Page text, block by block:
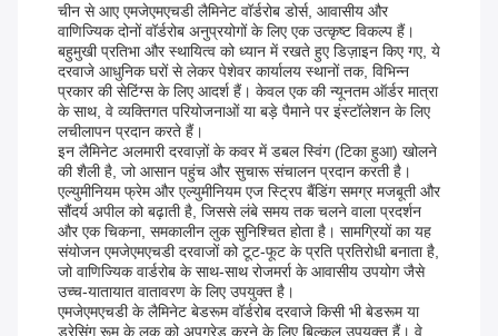
चीन से आए एमजेएमएचडी लैमिनेट वॉर्डरोब डोर्स, आवासीय और
वाणिज्यिक दोनों वॉर्डरोब अनुप्रयोगों के लिए एक उत्कृष्ट विकल्प हैं।
बहुमुखी प्रतिभा और स्थायित्व को ध्यान में रखते हुए डिज़ाइन किए गए, ये
दरवाजे आधुनिक घरों से लेकर पेशेवर कार्यालय स्थानों तक, विभिन्न
प्रकार की सेटिंग्स के लिए आदर्श हैं। केवल एक की न्यूनतम ऑर्डर मात्रा
के साथ, वे व्यक्तिगत परियोजनाओं या बड़े पैमाने पर इंस्टॉलेशन के लिए
लचीलापन प्रदान करते हैं।
इन लैमिनेट अलमारी दरवाज़ों के कवर में डबल स्विंग (टिका हुआ) खोलने
की शैली है, जो आसान पहुंच और सुचारू संचालन प्रदान करती है।
एल्युमीनियम फ्रेम और एल्युमीनियम एज स्ट्रिप बैंडिंग समग्र मजबूती और
सौंदर्य अपील को बढ़ाती है, जिससे लंबे समय तक चलने वाला प्रदर्शन
और एक चिकना, समकालीन लुक सुनिश्चित होता है। सामग्रियों का यह
संयोजन एमजेएमएचडी दरवाजों को टूट-फूट के प्रति प्रतिरोधी बनाता है,
जो वाणिज्यिक वार्डरोब के साथ-साथ रोजमर्रा के आवासीय उपयोग जैसे
उच्च-यातायात वातावरण के लिए उपयुक्त है।
एमजेएमएचडी के लैमिनेट बेडरूम वॉर्डरोब दरवाजे किसी भी बेडरूम या
ड्रेसिंग रूम के लुक को अपग्रेड करने के लिए बिल्कुल उपयुक्त हैं। वे